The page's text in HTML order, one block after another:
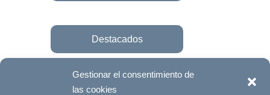
Gestionar el consentimiento de
las cookies
Destacados
Únete a la fundación